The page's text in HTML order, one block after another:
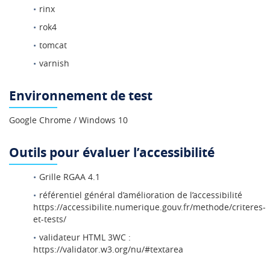
rinx
rok4
tomcat
varnish
Environnement de test
Google Chrome / Windows 10
Outils pour évaluer l’accessibilité
Grille RGAA 4.1
référentiel général d’amélioration de l’accessibilité
https://accessibilite.numerique.gouv.fr/methode/criteres-
et-tests/
validateur HTML 3WC :
https://validator.w3.org/nu/#textarea